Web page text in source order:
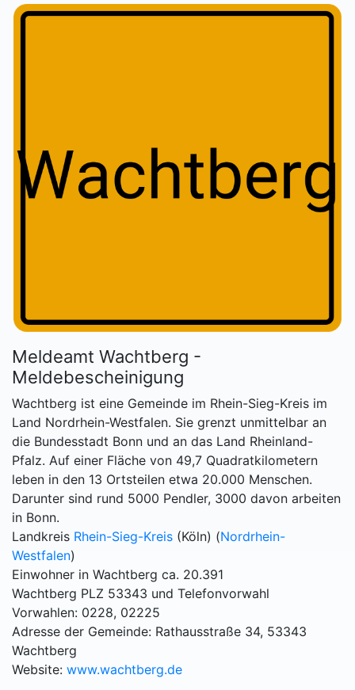
Meldeamt Wachtberg -
Meldebescheinigung
Wachtberg ist eine Gemeinde im Rhein-Sieg-Kreis im
Land Nordrhein-Westfalen. Sie grenzt unmittelbar an
die Bundesstadt Bonn und an das Land Rheinland-
Pfalz. Auf einer Fläche von 49,7 Quadratkilometern
leben in den 13 Ortsteilen etwa 20.000 Menschen.
Darunter sind rund 5000 Pendler, 3000 davon arbeiten
in Bonn.
Landkreis Rhein-Sieg-Kreis (Köln) (Nordrhein-
Westfalen)
Einwohner in Wachtberg ca. 20.391
Wachtberg PLZ 53343 und Telefonvorwahl
Vorwahlen: 0228, 02225
Adresse der Gemeinde: Rathausstraße 34, 53343
Wachtberg
Website: www.wachtberg.de